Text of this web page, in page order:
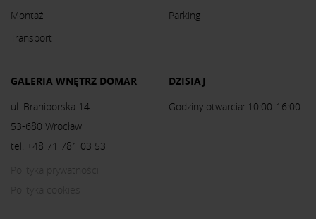
Montaż
Transport
Parking
GALERIA WNĘTRZ DOMAR
ul. Braniborska 14
53-680 Wrocław
tel. +48 71 781 03 53
DZISIAJ
Godziny otwarcia: 10:00-16:00